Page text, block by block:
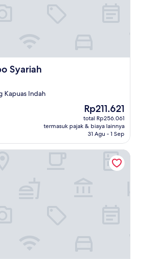
Syariah
Kapuas Indah
Harga
sekarang
Rp211.621
Rp211.621
total Rp256.061
termasuk pajak & biaya lainnya
31 Agu - 1 Sep